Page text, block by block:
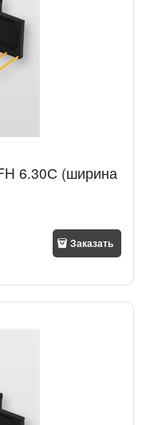
6.30С (ширина
Заказать